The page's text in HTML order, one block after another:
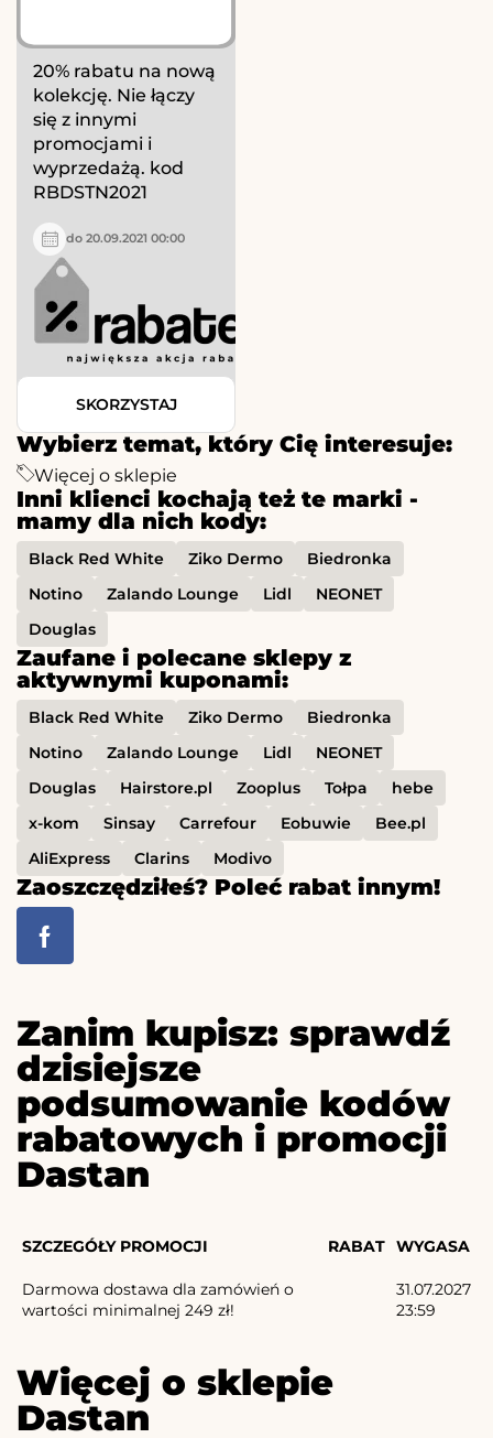
Wybierz temat, który Cię interesuje:
Więcej o sklepie
Inni klienci kochają też te marki -
mamy dla nich kody:
Black Red White Ziko Dermo
Biedronka
Notino
Zalando Lounge Lidl
NEONET
Douglas
Zaufane i polecane sklepy z
aktywnymi kuponami:
Black Red White Ziko Dermo
Biedronka
Notino
Zalando Lounge Lidl
NEONET
Douglas
Hairstore.pl Zooplus Tołpa
hebe
x-kom
Sinsay Carrefour Eobuwie
Bee.pl
AliExpress
Clarins Modivo
Zaoszczędziłeś? Poleć rabat innym!
20% rabatu na nową
kolekcję. Nie łączy
się z innymi
promocjami i
wyprzedażą. kod
RBDSTN2021
do 20.09.2021 00:00
SKORZYSTAJ
Zanim kupisz: sprawdź
dzisiejsze
podsumowanie kodów
rabatowych i promocji
Dastan
SZCZEGÓŁY PROMOCJI RABAT WYGASA
Darmowa dostawa dla zamówień o
wartości minimalnej 249 zł!
31.07.2027
23:59
Więcej o sklepie
Dastan